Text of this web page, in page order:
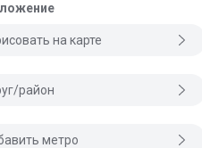
на карте
район
метро